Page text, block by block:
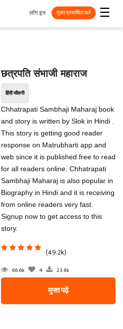
☰
लॉग इन मुक्त प्रकाशित करें
छत्रपति संभाजी महाराज
हिंदी जीवनी
Chhatrapati Sambhaji Maharaj book
and story is written by Slok in Hindi .
This story is getting good reader
response on Matrubharti app and
web since it is published free to read
for all readers online. Chhatrapati
Sambhaji Maharaj is also popular in
Biography in Hindi and it is receiving
from online readers very fast.
Signup now to get access to this
story.
(49.2k)
66.6k 4 23.8k
मुफ्त पढ़ें